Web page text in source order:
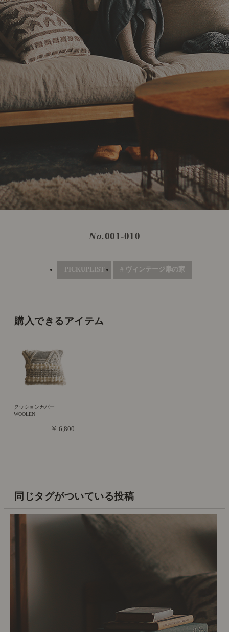
No.001-010
PICKUPLIST # ヴィンテージ扉の家
購入できるアイテム
クッションカバー
WOOLEN
￥ 6,800
同じタグがついている投稿